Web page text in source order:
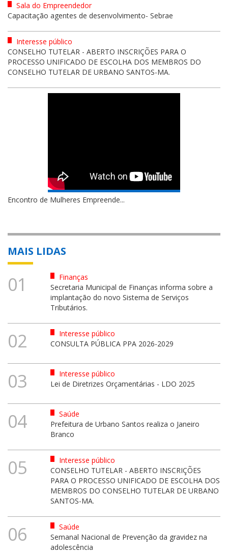
Sala do Empreendedor
Capacitação agentes de desenvolvimento- Sebrae
Interesse público
CONSELHO TUTELAR - ABERTO INSCRIÇÕES PARA O
PROCESSO UNIFICADO DE ESCOLHA DOS MEMBROS DO
CONSELHO TUTELAR DE URBANO SANTOS-MA.
Encontro de Mulheres Empreende...
MAIS LIDAS
01
Finanças
Secretaria Municipal de Finanças informa sobre a
implantação do novo Sistema de Serviços
Tributários.
02
Interesse público
CONSULTA PÚBLICA PPA 2026-2029
03
Interesse público
Lei de Diretrizes Orçamentárias - LDO 2025
04
Saúde
Prefeitura de Urbano Santos realiza o Janeiro
Branco
05
Interesse público
CONSELHO TUTELAR - ABERTO INSCRIÇÕES
PARA O PROCESSO UNIFICADO DE ESCOLHA DOS
MEMBROS DO CONSELHO TUTELAR DE URBANO
SANTOS-MA.
06
Saúde
Semanal Nacional de Prevenção da gravidez na
adolescência